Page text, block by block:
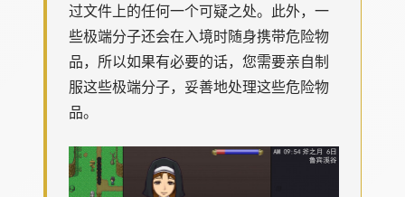
过文件上的任何一个可疑之处。此外，一
些极端分子还会在入境时随身携带危险物
品，所以如果有必要的话，您需要亲自制
服这些极端分子，妥善地处理这些危险物
品。